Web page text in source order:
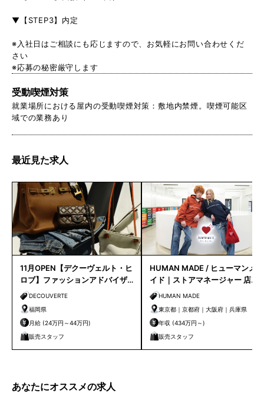
▼【STEP3】内定
※入社日はご相談にも応じますので、お気軽にお問い合わせくだ
さい
※応募の秘密厳守します
受動喫煙対策
就業場所における屋内の受動喫煙対策：敷地内禁煙。喫煙可能区
域での業務あり
最近見た求人
11月OPEN【デクーヴェルト・ヒ
ロブ】ファッションアドバイザ
ー｜天神店
DECOUVERTE
福岡県
月給 (24万円～44万円)
販売スタッフ
HUMAN MADE / ヒューマンメ
イド｜ストアマネージャー 店長
候補HUMAN MADE
東京都｜京都府｜大阪府｜兵庫県
年収 (434万円～)
販売スタッフ
あなたにオススメの求人